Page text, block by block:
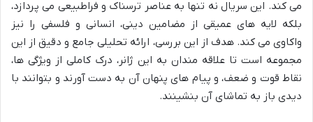
می کند. این سریال نه تنها به عناصر ترسناک و فراطبیعی می پردازد،
بلکه لایه های عمیقی از مضامین دینی، انسانی و فلسفی را نیز
واکاوی می کند. هدف از این بررسی، ارائه تحلیلی جامع و دقیق از این
مجموعه است تا علاقه مندان به این ژانر، درک کاملی از ویژگی ها،
نقاط قوت و ضعف، و پیام های پنهان آن به دست آورند و بتوانند با
دیدی باز به تماشای آن بنشینند.